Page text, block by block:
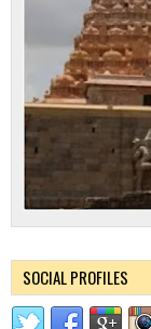
SOCIAL PROFILES